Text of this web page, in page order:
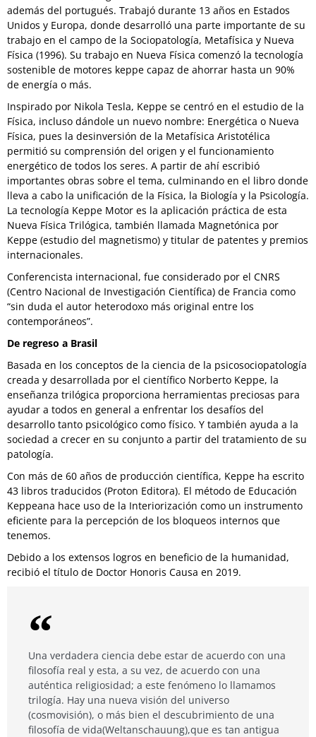
además del portugués. Trabajó durante 13 años en Estados
Unidos y Europa, donde desarrolló una parte importante de su
trabajo en el campo de la Sociopatología, Metafísica y Nueva
Física (1996). Su trabajo en Nueva Física comenzó la tecnología
sostenible de motores keppe capaz de ahorrar hasta un 90%
de energía o más.
Inspirado por Nikola Tesla, Keppe se centró en el estudio de la
Física, incluso dándole un nuevo nombre: Energética o Nueva
Física, pues la desinversión de la Metafísica Aristotélica
permitió su comprensión del origen y el funcionamiento
energético de todos los seres. A partir de ahí escribió
importantes obras sobre el tema, culminando en el libro donde
lleva a cabo la unificación de la Física, la Biología y la Psicología.
La tecnología Keppe Motor es la aplicación práctica de esta
Nueva Física Trilógica, también llamada Magnetónica por
Keppe (estudio del magnetismo) y titular de patentes y premios
internacionales.
Conferencista internacional, fue considerado por el CNRS
(Centro Nacional de Investigación Científica) de Francia como
“sin duda el autor heterodoxo más original entre los
contemporáneos”.
De regreso a Brasil
Basada en los conceptos de la ciencia de la psicosociopatología
creada y desarrollada por el científico Norberto Keppe, la
enseñanza trilógica proporciona herramientas preciosas para
ayudar a todos en general a enfrentar los desafíos del
desarrollo tanto psicológico como físico. Y también ayuda a la
sociedad a crecer en su conjunto a partir del tratamiento de su
patología.
Con más de 60 años de producción científica, Keppe ha escrito
43 libros traducidos (Proton Editora). El método de Educación
Keppeana hace uso de la Interiorización como un instrumento
eficiente para la percepción de los bloqueos internos que
tenemos.
Debido a los extensos logros en beneficio de la humanidad,
recibió el título de Doctor Honoris Causa en 2019.
Una verdadera ciencia debe estar de acuerdo con una
filosofía real y esta, a su vez, de acuerdo con una
auténtica religiosidad; a este fenómeno lo llamamos
trilogía. Hay una nueva visión del universo
(cosmovisión), o más bien el descubrimiento de una
filosofía de vida(Weltanschauung),que es tan antigua